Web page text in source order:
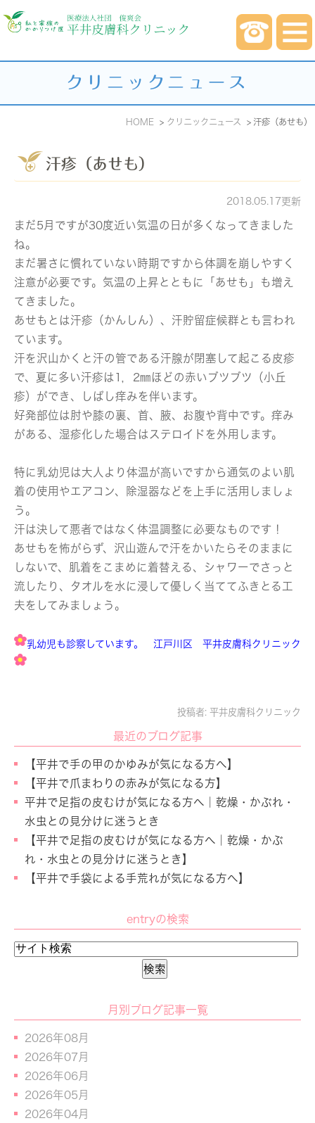
クリニックニュース
HOME クリニックニュース 汗疹（あせも）
汗疹（あせも）
2018.05.17更新
まだ5月ですが30度近い気温の日が多くなってきました
ね。
まだ暑さに慣れていない時期ですから体調を崩しやすく
注意が必要です。気温の上昇とともに「あせも」も増え
てきました。
あせもとは汗疹（かんしん）、汗貯留症候群とも言われ
ています。
汗を沢山かくと汗の管である汗腺が閉塞して起こる皮疹
で、夏に多い汗疹は1，2㎜ほどの赤いブツブツ（小丘
疹）ができ、しばし痒みを伴います。
好発部位は肘や膝の裏、首、腋、お腹や背中です。痒み
がある、湿疹化した場合はステロイドを外用します。
特に乳幼児は大人より体温が高いですから通気のよい肌
着の使用やエアコン、除湿器などを上手に活用しましょ
う。
汗は決して悪者ではなく体温調整に必要なものです！
あせもを怖がらず、沢山遊んで汗をかいたらそのままに
しないで、肌着をこまめに着替える、シャワーでさっと
流したり、タオルを水に浸して優しく当ててふきとる工
夫をしてみましょう。
乳幼児も診察しています。 江戸川区 平井皮膚科クリニック
投稿者: 平井皮膚科クリニック
最近のブログ記事
【平井で手の甲のかゆみが気になる方へ】
【平井で爪まわりの赤みが気になる方】
平井で足指の皮むけが気になる方へ｜乾燥・かぶれ・
水虫との見分けに迷うとき
【平井で足指の皮むけが気になる方へ｜乾燥・かぶ
れ・水虫との見分けに迷うとき】
【平井で手袋による手荒れが気になる方へ】
entryの検索
月別ブログ記事一覧
2026年08月
2026年07月
2026年06月
2026年05月
2026年04月